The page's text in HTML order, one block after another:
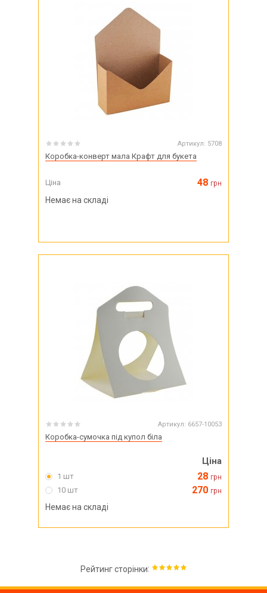
Артикул: 5708
Коробка-конверт мала Крафт для букета
Ціна 48 грн
Немає на складі
Артикул: 6657-10053
Коробка-сумочка під купол біла
Ціна
1 шт 28 грн
10 шт 270 грн
Немає на складі
Рейтинг сторінки: